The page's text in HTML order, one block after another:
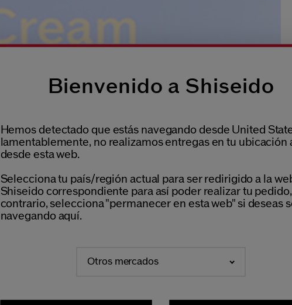
Bienvenido a Shiseido
Hemos detectado que estás navegando desde United
lamentablemente, no realizamos entregas en tu ubicación
desde esta web.
Selecciona tu país/región actual para ser redirigido a la
Shiseido correspondiente para así poder realizar tu
contrario, selecciona "permanecer en esta web" si deseas
navegando aquí.
Otros mercados